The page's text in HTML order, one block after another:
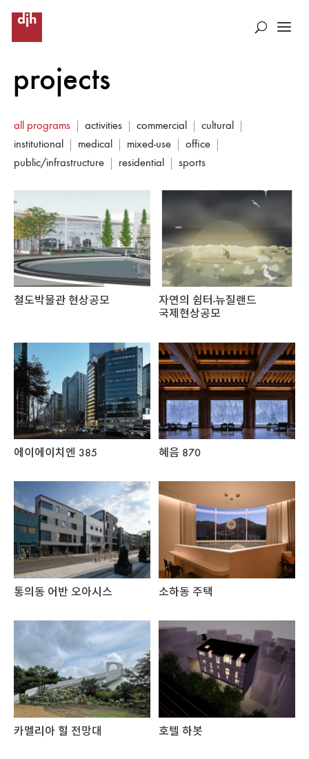
projects
all programs activities commercial
cultural
institutional
medical mixed-use
office
public/infrastructure
residential sports
철도박물관 현상공모
자연의 쉼터-뉴질랜드
국제현상공모
에이에이치엔 385 혜음 870
통의동 어반 오아시스 소하동 주택
카멜리아 힐 전망대 호텔 하봇